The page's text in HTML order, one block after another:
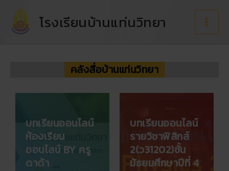
content
โรงเรียนบ้านแท่นวิทยา
คลังสื่อบ้านแท่นวิทยา
บทเรียนออนไลน์
ห้องเรียน
ออนไลน์ BY ครู
ดาด้า
บทเรียนออนไลน์
รายวิชาฟิสิกส์
2(ว31202)ชั้น
มัธยมศึกษาปีที่ 4